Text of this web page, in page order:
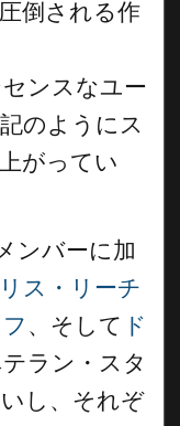
倒される作
ンスなユー
のようにス
がってい
ンバーに加
ス・リーチ
、そして ド
ラン・スタ
し、それぞ